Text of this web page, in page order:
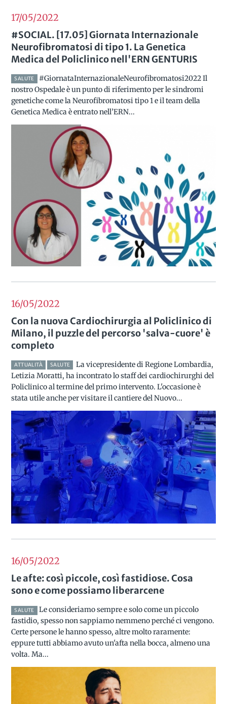
17/052022
#SOCIAL. [17.05] Giornata Internazionale
Neurofibromatosi di tipo 1. La Genetica
Medica del Policlinico nell'ERN GENTURIS
SALUTE
#GiornataInternazionaleNeurofibromatosi2022 Il
nostro Ospedale è un punto di riferimento per le sindromi
genetiche come la Neurofibromatosi tipo 1 e il team della
Genetica Medica è entrato nell’ERN...
16/052022
Con la nuova Cardiochirurgia al Policlinico di
Milano, il puzzle del percorso 'salva-cuore' è
completo
ATTUALITÀ SALUTE
La vicepresidente di Regione Lombardia,
Letizia Moratti, ha incontrato lo staff dei cardiochirurghi del
Policlinico al termine del primo intervento. L'occasione è
stata utile anche per visitare il cantiere del Nuovo...
16/052022
Le afte: così piccole, così fastidiose. Cosa
sono e come possiamo liberarcene
SALUTE
Le consideriamo sempre e solo come un piccolo
fastidio, spesso non sappiamo nemmeno perché ci vengono.
Certe persone le hanno spesso, altre molto raramente:
eppure tutti abbiamo avuto un'afta nella bocca, almeno una
volta. Ma...